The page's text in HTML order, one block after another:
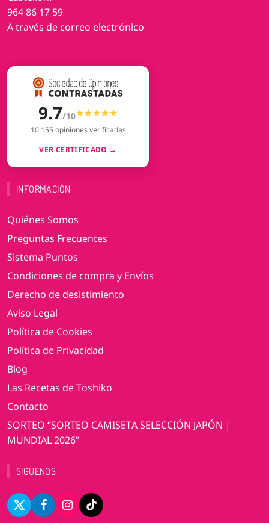
964 86 17 59
A través de correo electrónico
9.7/10★★★★★
★★★★★
10.155 opiniones verificadas
VER CERTIFICADO →
INFORMACIÓN
Quiénes Somos
Preguntas Frecuentes
Sistema Puntos
Condiciones de compra y Envíos
Derecho de desistimiento
Aviso Legal
Política de Cookies
Política de Privacidad
Blog
Las Recetas de Toshiko
Contacto
SORTEO “SORTEO CAMISETA SELECCIÓN JAPÓN |
MUNDIAL 2026”
SIGUENOS